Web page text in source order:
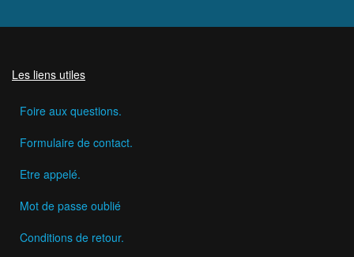
Les liens utiles
Foire aux questions.
Formulaire de contact.
Etre appelé.
Mot de passe oublié
Conditions de retour.